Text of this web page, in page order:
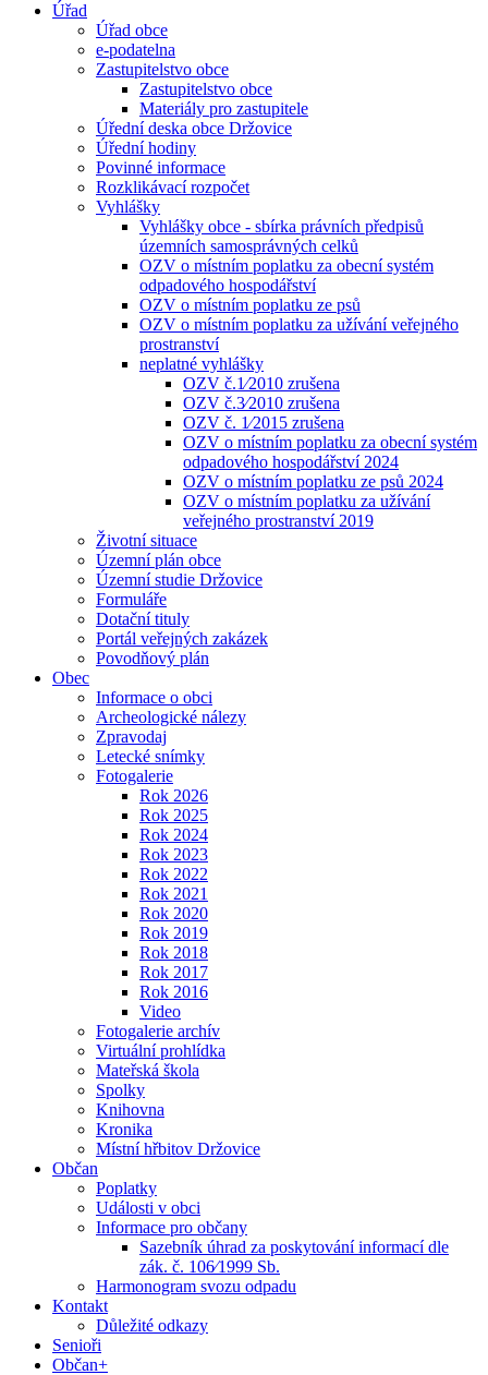
Úřad
Úřad obce
e-podatelna
Zastupitelstvo obce
Zastupitelstvo obce
Materiály pro zastupitele
Úřední deska obce Držovice
Úřední hodiny
Povinné informace
Rozklikávací rozpočet
Vyhlášky
Vyhlášky obce - sbírka právních předpisů
územních samosprávných celků
OZV o místním poplatku za obecní systém
odpadového hospodářství
OZV o místním poplatku ze psů
OZV o místním poplatku za užívání veřejného
prostranství
neplatné vyhlášky
OZV č.1⁄2010 zrušena
OZV č.3⁄2010 zrušena
OZV č. 1⁄2015 zrušena
OZV o místním poplatku za obecní systém
odpadového hospodářství 2024
OZV o místním poplatku ze psů 2024
OZV o místním poplatku za užívání
veřejného prostranství 2019
Životní situace
Územní plán obce
Územní studie Držovice
Formuláře
Dotační tituly
Portál veřejných zakázek
Povodňový plán
Obec
Informace o obci
Archeologické nálezy
Zpravodaj
Letecké snímky
Fotogalerie
Rok 2026
Rok 2025
Rok 2024
Rok 2023
Rok 2022
Rok 2021
Rok 2020
Rok 2019
Rok 2018
Rok 2017
Rok 2016
Video
Fotogalerie archív
Virtuální prohlídka
Mateřská škola
Spolky
Knihovna
Kronika
Místní hřbitov Držovice
Občan
Poplatky
Události v obci
Informace pro občany
Sazebník úhrad za poskytování informací dle
zák. č. 106⁄1999 Sb.
Harmonogram svozu odpadu
Kontakt
Důležité odkazy
Senioři
Občan+